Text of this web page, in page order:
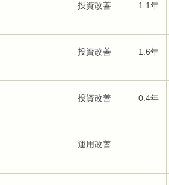
投資改善 1.1年
投資改善 1.6年
投資改善 0.4年
運用改善